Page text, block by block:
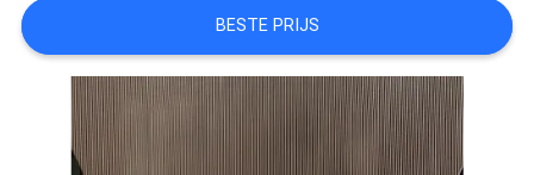
FABRIEKSREIS
CONTACTEER
BESTE PRIJS